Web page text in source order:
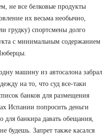
не все белковые продукты
их весьма необычно,
грудку) спортсмены долго
с минимальным содержанием
машину из автосалона забрал
на то, что суд все-таки
банков для размещения
Испании попросить деньги
для банкира давать обещания,
будешь. Запрет также касался